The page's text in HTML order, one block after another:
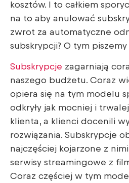
kosztów. I to całkiem
na to aby anulować
zwrot za automatyczne
subskrypcji? O tym
Subskrypcje zagarniają
naszego budżetu. Coraz
opiera się na tym modelu
odkryły jak mocniej i
klienta, a klienci docenili
rozwiązania. Subskrypcje
najczęściej kojarzone z
serwisy streamingowe z
Coraz częściej w tym